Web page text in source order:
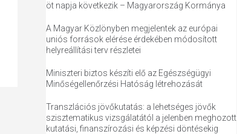
öt napja következik – Magyarország Kormánya
A Magyar Közlönyben megjelentek az európai
uniós források elérése érdekében módosított
helyreállítási terv részletei
Miniszteri biztos készíti elő az Egészségügyi
Minőségellenőrzési Hatóság létrehozását
Transzlációs jövőkutatás: a lehetséges jövők
szisztematikus vizsgálatától a jelenben meghozott
kutatási, finanszírozási és képzési döntésekig